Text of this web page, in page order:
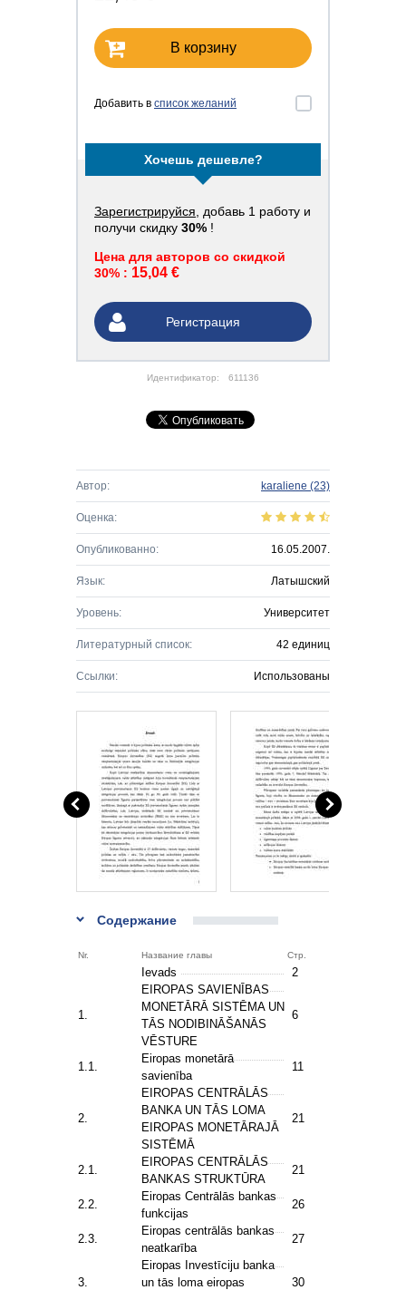
В корзину
Добавить в список желаний
Хочешь дешевле?
Зарегистрируйся , добавь 1 работу и
получи скидку 30% !
Цена для авторов со скидкой
30% : 15,04 €
Регистрация
Идентификатор: 611136
Автор: karaliene (23)
Оценка:
Опубликованно: 16.05.2007.
Язык: Латышский
Уровень: Университет
Литературный список: 42 единиц
Ссылки: Использованы
Содержание
Nr. Название главы Стр.
Ievads 2
1.
EIROPAS SAVIENĪBAS
MONETĀRĀ SISTĒMA UN
TĀS NODIBINĀŠANĀS
VĒSTURE
6
1.1.
Eiropas monetārā
savienība
11
2.
EIROPAS CENTRĀLĀS
BANKA UN TĀS LOMA
EIROPAS MONETĀRAJĀ
SISTĒMĀ
21
2.1.
EIROPAS CENTRĀLĀS
BANKAS STRUKTŪRA
21
2.2.
Eiropas Centrālās bankas
funkcijas
26
2.3.
Eiropas centrālās bankas
neatkarība
27
3.
Eiropas Investīciju banka
un tās loma eiropas
30